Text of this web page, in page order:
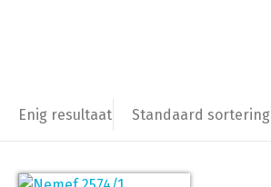
Enig resultaat Standaard sortering